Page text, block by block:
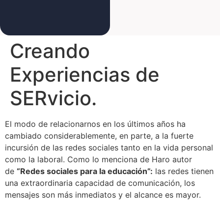
Creando
Experiencias de
SERvicio.
El modo de relacionarnos en los últimos años ha
cambiado considerablemente, en parte, a la fuerte
incursión de las redes sociales tanto en la vida personal
como la laboral. Como lo menciona de Haro autor
de “Redes sociales para la educación”: las redes tienen
una extraordinaria capacidad de comunicación, los
mensajes son más inmediatos y el alcance es mayor.